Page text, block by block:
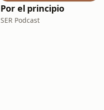
Por el principio
SER Podcast